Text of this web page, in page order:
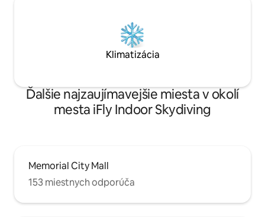
Klimatizácia
Ďalšie najzaujímavejšie miesta v okolí
mesta iFly Indoor Skydiving
Memorial City Mall
153 miestnych odporúča